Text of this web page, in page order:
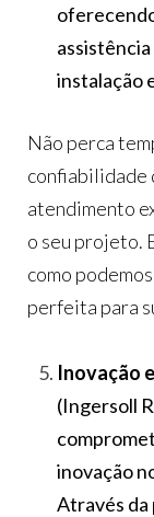
instalação
Não perca
confiabilidade
atendimento
o seu projeto.
como
perfeita para
Inovação
(Ingersoll
inovação
Através da